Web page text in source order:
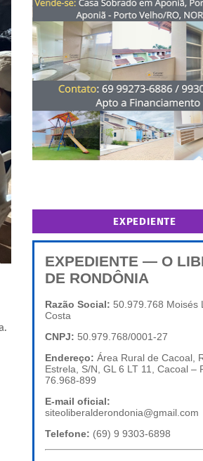
EXPEDIENTE
EXPEDIENTE — O
DE RONDÔNIA
Razão Social: 50.979.768 Moisés
Costa
CNPJ: 50.979.768/0001-27
Endereço: Área Rural de Cacoal,
Estrela, S/N, GL 6 LT 11, Cacoal –
76.968-899
E-mail oficial:
siteoliberalderondonia@gmail.com
Telefone: (69) 9 9303-6898